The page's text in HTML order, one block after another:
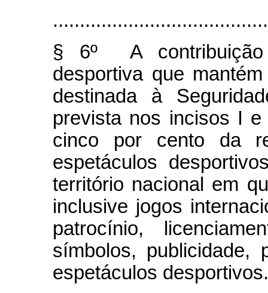
§ 6º A contribuição
desportiva que
destinada à
prevista nos incisos I
cinco por cento da
espetáculos
território nacional em
inclusive jogos
patrocínio,
símbolos, publicidade,
espetáculos desportivos.